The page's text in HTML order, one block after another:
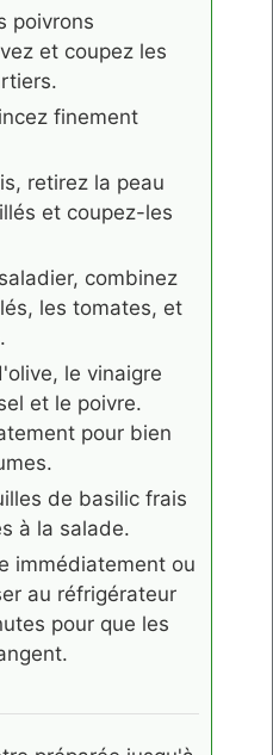
poivrons
et coupez les
finement
retirez la peau
et coupez-les
combinez
les tomates, et
le vinaigre
et le poivre.
pour bien
de basilic frais
à la salade.
immédiatement ou
au réfrigérateur
pour que les